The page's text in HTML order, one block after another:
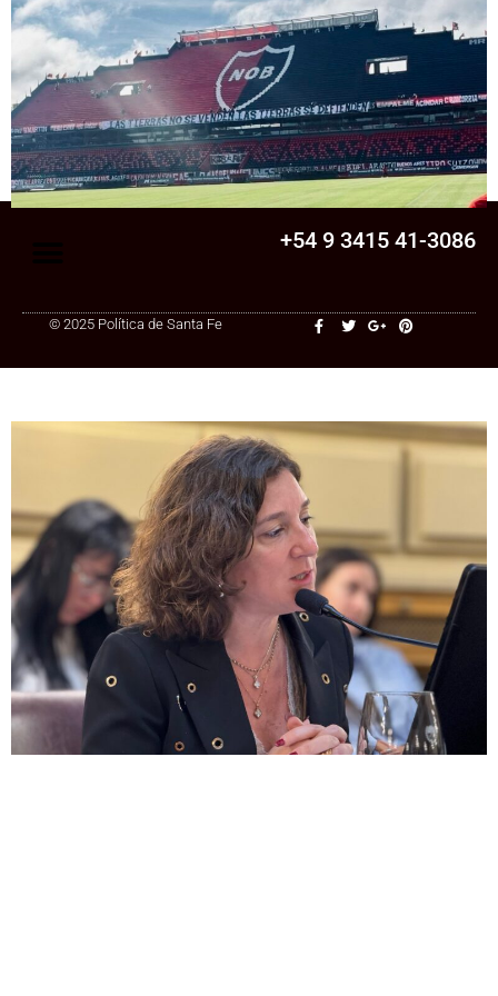
Senado
La Legislatura aprobó una ley clave para
una cooperativa de Santa Fe: ¿qué
cambia?
+54 9 3415 41-3086
© 2025 Política de Santa Fe